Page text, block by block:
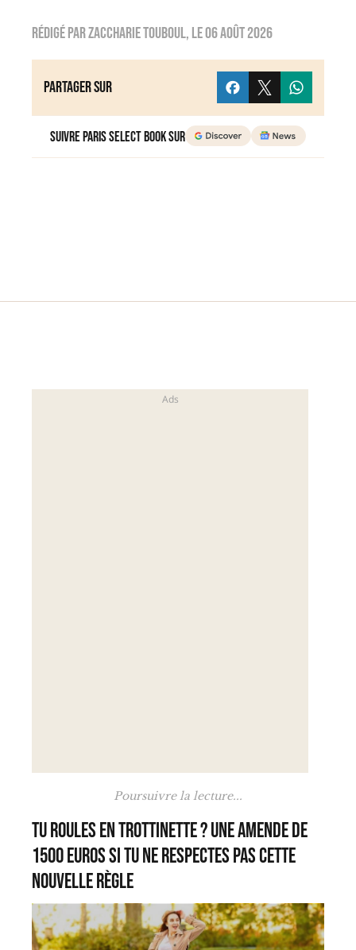
Rédigé parzaccharie touboul, le06 août 2026
Partager sur
Suivre Paris Select Book sur
Poursuivre la lecture...
Tu roules en trottinette ? Une amende de
1500 euros si tu ne respectes pas cette
nouvelle règle